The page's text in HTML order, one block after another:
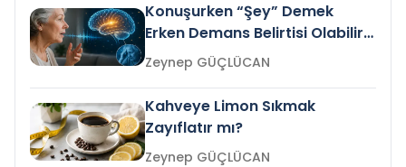
Konuşurken “Şey” Demek
Erken Demans Belirtisi Olabilir
mi?
Zeynep GÜÇLÜCAN
Kahveye Limon Sıkmak
Zayıflatır mı?
Zeynep GÜÇLÜCAN